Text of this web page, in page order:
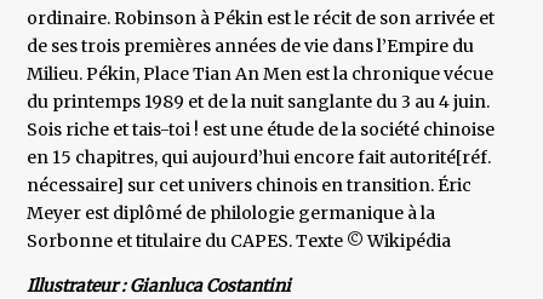
ordinaire. Robinson à Pékin est le récit de son arrivée et
de ses trois premières années de vie dans l’Empire du
Milieu. Pékin, Place Tian An Men est la chronique vécue
du printemps 1989 et de la nuit sanglante du 3 au 4 juin.
Sois riche et tais-toi ! est une étude de la société chinoise
en 15 chapitres, qui aujourd’hui encore fait autorité[réf.
nécessaire] sur cet univers chinois en transition. Éric
Meyer est diplômé de philologie germanique à la
Sorbonne et titulaire du CAPES. Texte © Wikipédia
Illustrateur : Gianluca Costantini